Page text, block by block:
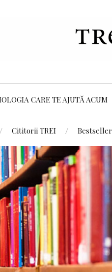
CARE TE AJUTĂ ACUM
Cititorii TREI Bestseller